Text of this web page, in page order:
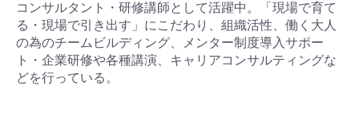
コンサルタント・研修講師として活躍中。「現場で育て
る・現場で引き出す」にこだわり、組織活性、働く大人
の為のチームビルディング、メンター制度導入サポー
ト・企業研修や各種講演、キャリアコンサルティングな
どを行っている。